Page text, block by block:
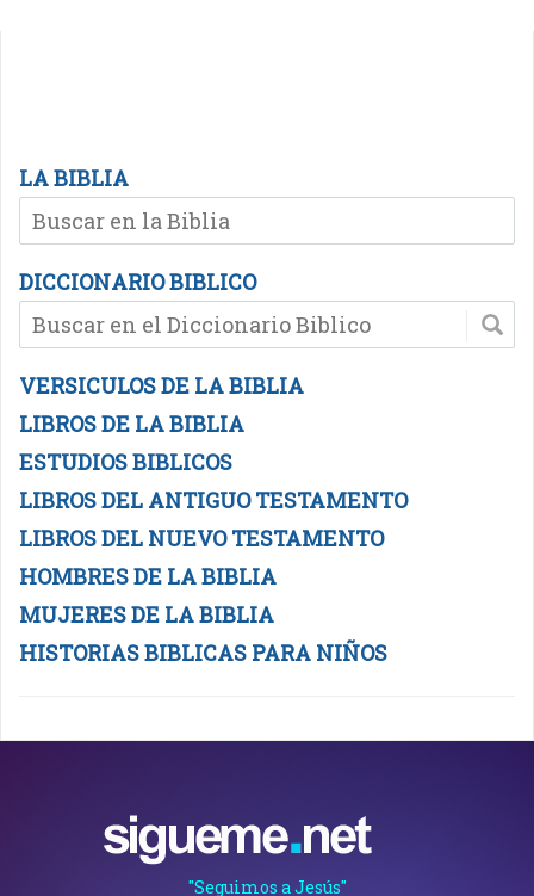
LA BIBLIA
DICCIONARIO BIBLICO
VERSICULOS DE LA BIBLIA
LIBROS DE LA BIBLIA
ESTUDIOS BIBLICOS
LIBROS DEL ANTIGUO TESTAMENTO
LIBROS DEL NUEVO TESTAMENTO
HOMBRES DE LA BIBLIA
MUJERES DE LA BIBLIA
HISTORIAS BIBLICAS PARA NIÑOS
"Seguimos a Jesús"